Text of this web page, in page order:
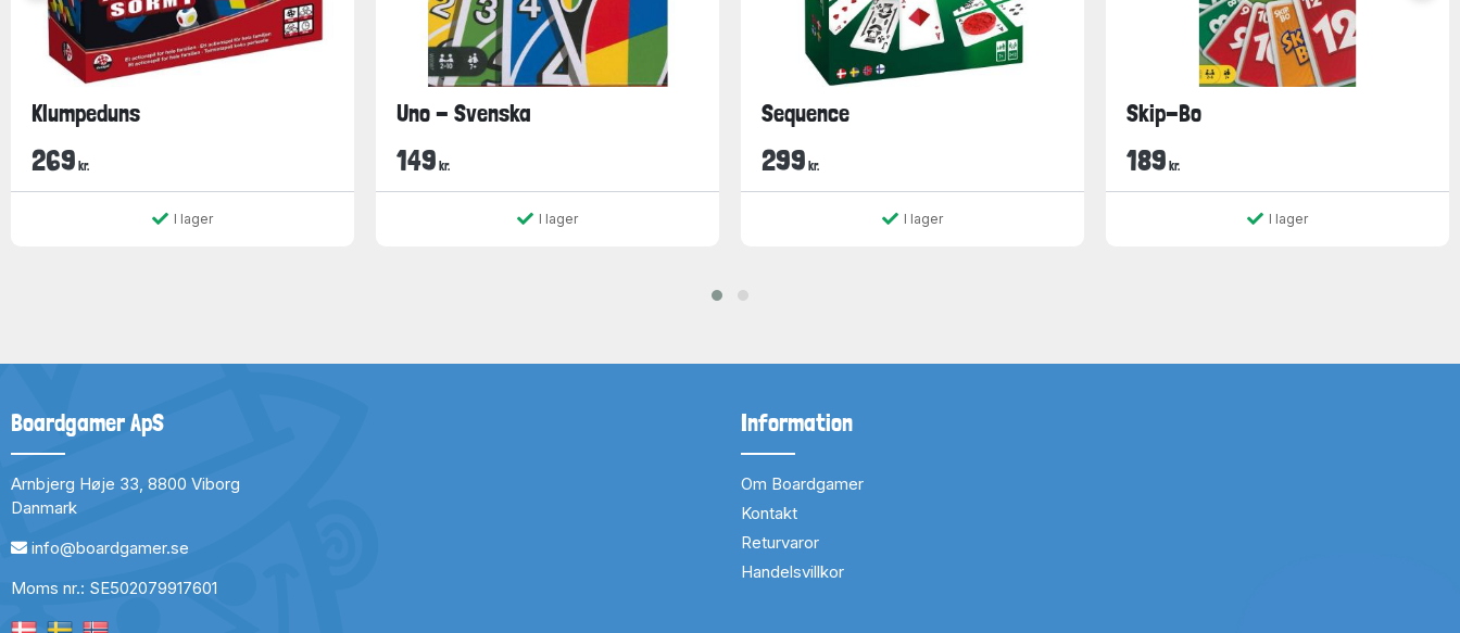
Klumpeduns
269 kr.
I lager
Uno - Svenska
149 kr.
I lager
Sequence
299 kr.
I lager
Skip-Bo
189 kr.
I lager
Boardgamer ApS
Arnbjerg Høje 33, 8800 Viborg
Danmark
info@boardgamer.se
Moms nr.: SE502079917601
Information
Om Boardgamer
Kontakt
Returvaror
Handelsvillkor